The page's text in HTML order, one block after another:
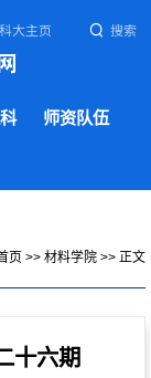
科大主页 搜索
师资队伍
页 >> 材料学院 >> 正文
十六期